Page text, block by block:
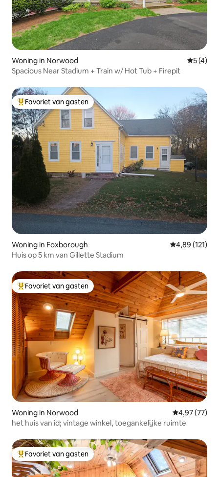
Woning in Norwood
5 (4)
Spacious Near Stadium + Train w/ Hot Tub + Firepit
Topfavoriet van gasten
Favoriet van gasten
Woning in Foxborough Gemiddelde
4,89 (121)
Huis op 5 km van Gillette Stadium
Topfavoriet van gasten
Favoriet van gasten
Woning in Norwood Gemiddelde
4,97 (77)
het huis van id; vintage winkel, toegankelijke ruimte
Topfavoriet van gasten
Favoriet van gasten